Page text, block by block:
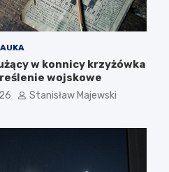
w konnicy krzyżówka
wojskowe
Stanisław Majewski